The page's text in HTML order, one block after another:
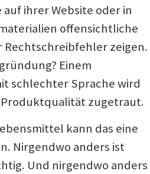
ihrer Website oder in
offensichtliche
Rechtschreibfehler zeigen.
Einem
schlechter Sprache wird
zugetraut.
kann das eine
Nirgendwo anders ist
Und nirgendwo anders